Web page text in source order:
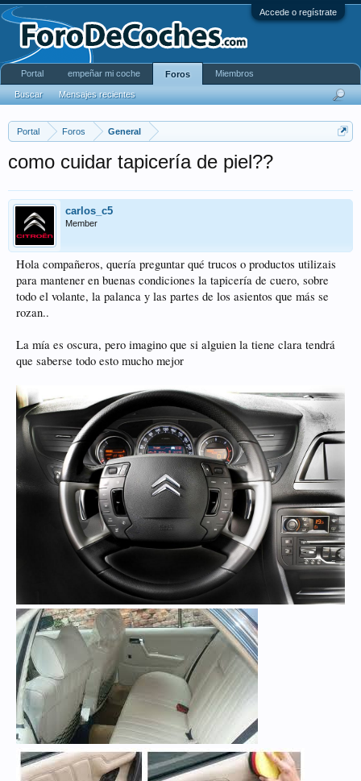
Accede o regístrate
Portal Foros General
como cuidar tapicería de piel??
carlos_c5
Member
Hola compañeros, quería preguntar qué trucos o productos utilizais
para mantener en buenas condiciones la tapicería de cuero, sobre
todo el volante, la palanca y las partes de los asientos que más se
rozan..
La mía es oscura, pero imagino que si alguien la tiene clara tendrá
que saberse todo esto mucho mejor
Portal empeñar mi coche Foros
Buscar Mensajes recientes
Miembros